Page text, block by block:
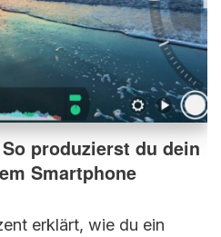
produzierst du dein
Smartphone
erklärt, wie du ein